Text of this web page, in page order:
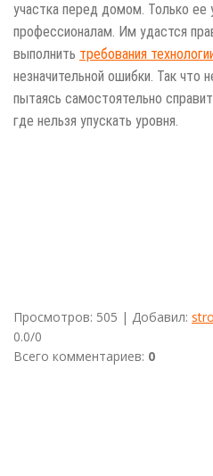
участка перед домом. Только ее
профессионалам. Им удастся
выполнить требования
незначительной ошибки. Так что
пытаясь самостоятельно
где нельзя упускать уровня.
Просмотров: 505 | Добавил:
0.0/0
Всего комментариев: 0